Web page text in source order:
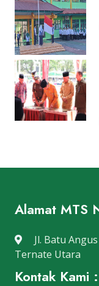
Alamat MTS
Jl. Batu
Ternate Utara
Kontak Kami :